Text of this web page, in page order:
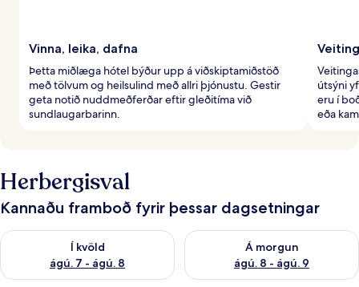
Vinna, leika, dafna
Þetta miðlæga hótel býður upp á viðskiptamiðstöð
með tölvum og heilsulind með allri þjónustu. Gestir
geta notið nuddmeðferðar eftir gleðitíma við
sundlaugarbarinn.
útsýni
eru í
eða
Herbergisval
Kannaðu framboð fyrir þessar dagsetningar
Í kvöld
ágú. 7 - ágú. 8
Athuga framboð í kvöld ágú. 7 - ágú. 8
Á morgun
ágú. 8 - ágú. 9
Athuga framboð á morgun